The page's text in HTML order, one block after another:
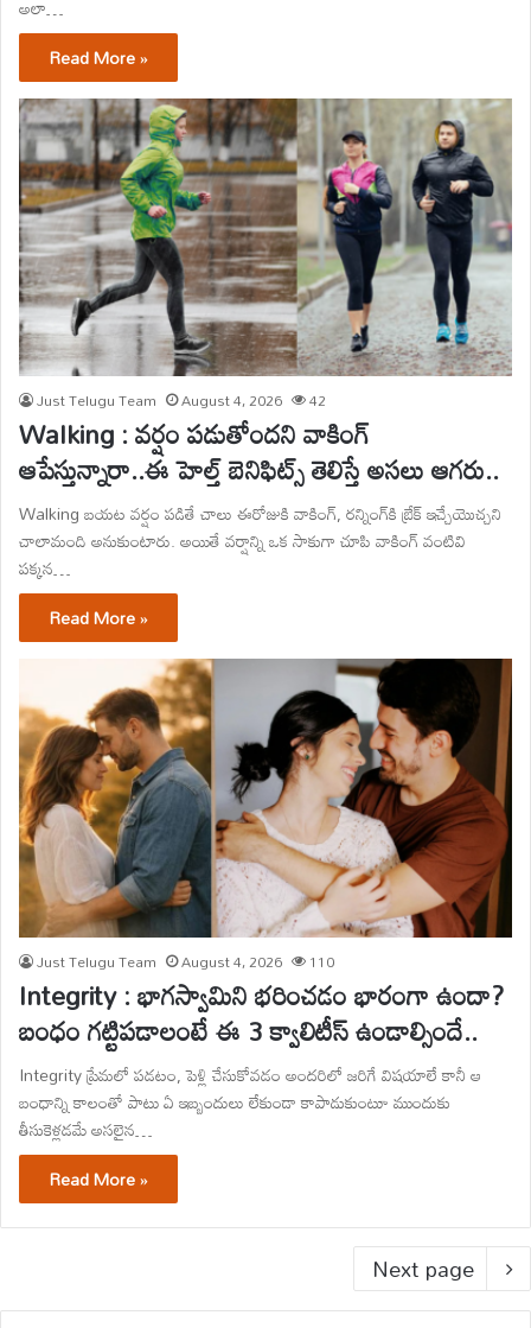
అలా…
Read More »
Just Telugu Team August 4, 2026 42
Walking : వర్షం పడుతోందని వాకింగ్
ఆపేస్తున్నారా..ఈ హెల్త్ బెనిఫిట్స్ తెలిస్తే అసలు ఆగరు..
Walking బయట వర్షం పడితే చాలు ఈరోజుకి వాకింగ్, రన్నింగ్‌కి బ్రేక్ ఇచ్చేయొచ్చని
చాలామంది అనుకుంటారు. అయితే వర్షాన్ని ఒక సాకుగా చూపి వాకింగ్ వంటివి
పక్కన…
Read More »
Just Telugu Team August 4, 2026 110
Integrity : భాగస్వామిని భరించడం భారంగా ఉందా?
బంధం గట్టిపడాలంటే ఈ 3 క్వాలిటీస్ ఉండాల్సిందే..
Integrity ప్రేమలో పడటం, పెళ్లి చేసుకోవడం అందరిలో జరిగే విషయాలే కానీ ఆ
బంధాన్ని కాలంతో పాటు ఏ ఇబ్బందులు లేకుండా కాపాడుకుంటూ ముందుకు
తీసుకెళ్లడమే అసలైన…
Read More »
Next page